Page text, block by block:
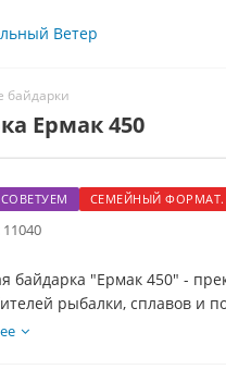
байдарки
Ермак 450
СОВЕТУЕМ СЕМЕЙНЫЙ ФОРМАТ.
11040
байдарка "Ермак 450" -
рыбалки, сплавов и
спокойным рекам. Размеры